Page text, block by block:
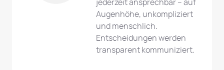
Augenhöhe, unkompliziert
und menschlich.
Entscheidungen werden
transparent kommuniziert.